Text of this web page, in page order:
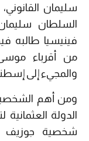
سليمان
فينيسيا طالبه
من أقرباء
والمجيء إلى
ومن أهم
الدولة
شخصية جوزيف